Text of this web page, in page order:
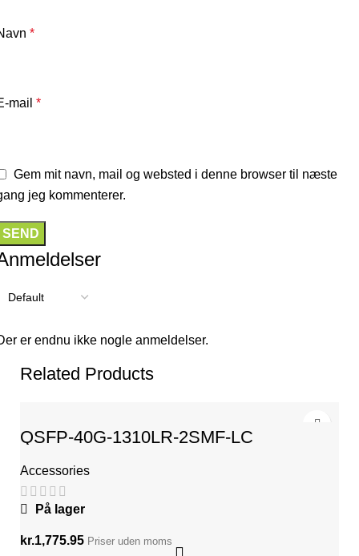
er endnu ikke nogle anmeldelser.
*
mail *
Gem mit navn, mail og websted i denne browser til næste
jeg kommenterer.
Related Products
QSFP-40G-1310LR-2SMF-LC
Accessories
På lager
kr.1,775.95 Priser uden moms